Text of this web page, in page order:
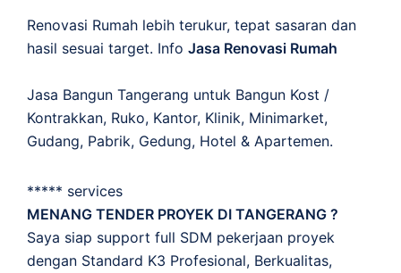
Renovasi Rumah lebih terukur, tepat sasaran dan
hasil sesuai target. Info Jasa Renovasi Rumah
Jasa Bangun Tangerang untuk Bangun Kost /
Kontrakkan, Ruko, Kantor, Klinik, Minimarket,
Gudang, Pabrik, Gedung, Hotel & Apartemen.
***** services
MENANG TENDER PROYEK DI TANGERANG ?
Saya siap support full SDM pekerjaan proyek
dengan Standard K3 Profesional, Berkualitas,